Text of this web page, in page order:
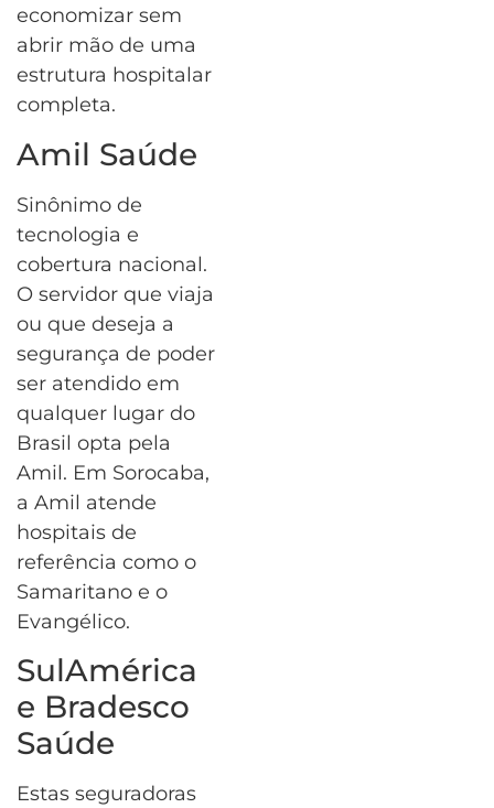
economizar sem
abrir mão de uma
estrutura hospitalar
completa.
Amil Saúde
Sinônimo de
tecnologia e
cobertura nacional.
O servidor que viaja
ou que deseja a
segurança de poder
ser atendido em
qualquer lugar do
Brasil opta pela
Amil. Em Sorocaba,
a Amil atende
hospitais de
referência como o
Samaritano e o
Evangélico.
SulAmérica
e Bradesco
Saúde
Estas seguradoras